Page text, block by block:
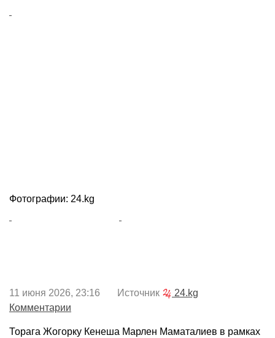
Фотографии: 24.kg
11 июня 2026, 23:16 Источник
24.kg
Комментарии
Торага Жогорку Кенеша Марлен Маматалиев в рамках